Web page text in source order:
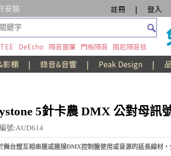
安裝 註冊 | 登入
DeEcho 隔音窗簾 門板隔音 阻尼隔音毯
影棚 | 錄音&音響 | Peak Design |
5針卡農 DMX 公對母訊
號:AUD614
舞台燈互相串連或連接DMX控制盤使用或音源的延長線材